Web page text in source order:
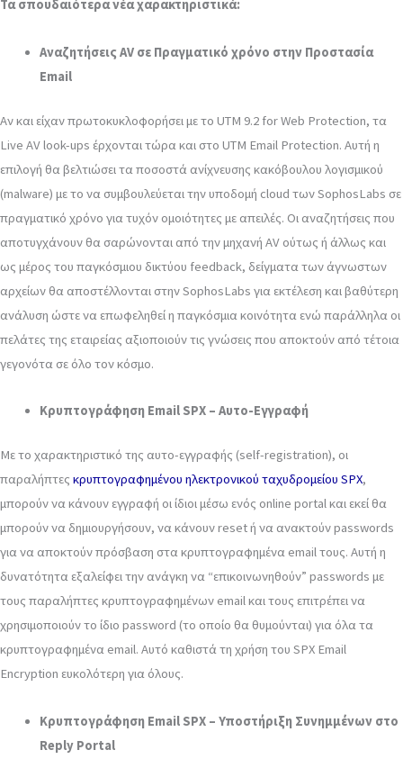
Τα σπουδαιότερα νέα χαρακτηριστικά:
Αναζητήσεις AV σε Πραγματικό χρόνο στην Προστασία
Email
Αν και είχαν πρωτοκυκλοφορήσει με το UTM 9.2 for Web Protection, τα
Live AV look-ups έρχονται τώρα και στο UTM Email Protection. Αυτή η
επιλογή θα βελτιώσει τα ποσοστά ανίχνευσης κακόβουλου λογισμικού
(malware) με το να συμβουλεύεται την υποδομή cloud των SophosLabs σε
πραγματικό χρόνο για τυχόν ομοιότητες με απειλές. Οι αναζητήσεις που
αποτυγχάνουν θα σαρώνονται από την μηχανή AV ούτως ή άλλως και
ως μέρος του παγκόσμιου δικτύου feedback, δείγματα των άγνωστων
αρχείων θα αποστέλλονται στην SophosLabs για εκτέλεση και βαθύτερη
ανάλυση ώστε να επωφεληθεί η παγκόσμια κοινότητα ενώ παράλληλα οι
πελάτες της εταιρείας αξιοποιούν τις γνώσεις που αποκτούν από τέτοια
γεγονότα σε όλο τον κόσμο.
Κρυπτογράφηση Email SPX – Αυτο-Εγγραφή
Με το χαρακτηριστικό της αυτο-εγγραφής (self-registration), οι
παραλήπτες κρυπτογραφημένου ηλεκτρονικού ταχυδρομείου SPX,
μπορούν να κάνουν εγγραφή οι ίδιοι μέσω ενός online portal και εκεί θα
μπορούν να δημιουργήσουν, να κάνουν reset ή να ανακτούν passwords
για να αποκτούν πρόσβαση στα κρυπτογραφημένα email τους. Αυτή η
δυνατότητα εξαλείφει την ανάγκη να “επικοινωνηθούν” passwords με
τους παραλήπτες κρυπτογραφημένων email και τους επιτρέπει να
χρησιμοποιούν το ίδιο password (το οποίο θα θυμούνται) για όλα τα
κρυπτογραφημένα email. Αυτό καθιστά τη χρήση του SPX Email
Encryption ευκολότερη για όλους.
Κρυπτογράφηση Email SPX – Υποστήριξη Συνημμένων στο
Reply Portal